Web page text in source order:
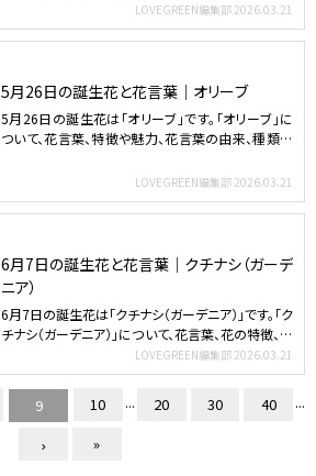
LOVEGREEN編集部 2026.03.21
5月26日の誕生花と花言葉｜オリーブ
5月26日の誕生花は「オリーブ」です。「オリーブ」に
ついて、花言葉、特徴や魅力、花言葉の由来、種類な
LOVEGREEN編集部 2026.03.21
6月7日の誕生花と花言葉｜クチナシ（ガーデ
ニア）
6月7日の誕生花は「クチナシ（ガーデニア）」です。「ク
チナシ（ガーデニア）」について、花言葉、花の特徴、名
LOVEGREEN編集部 2026.03.21
9 10 ... 20 30 40
...
»